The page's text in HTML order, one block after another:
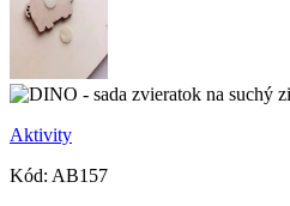
Aktivity
Kód: AB157